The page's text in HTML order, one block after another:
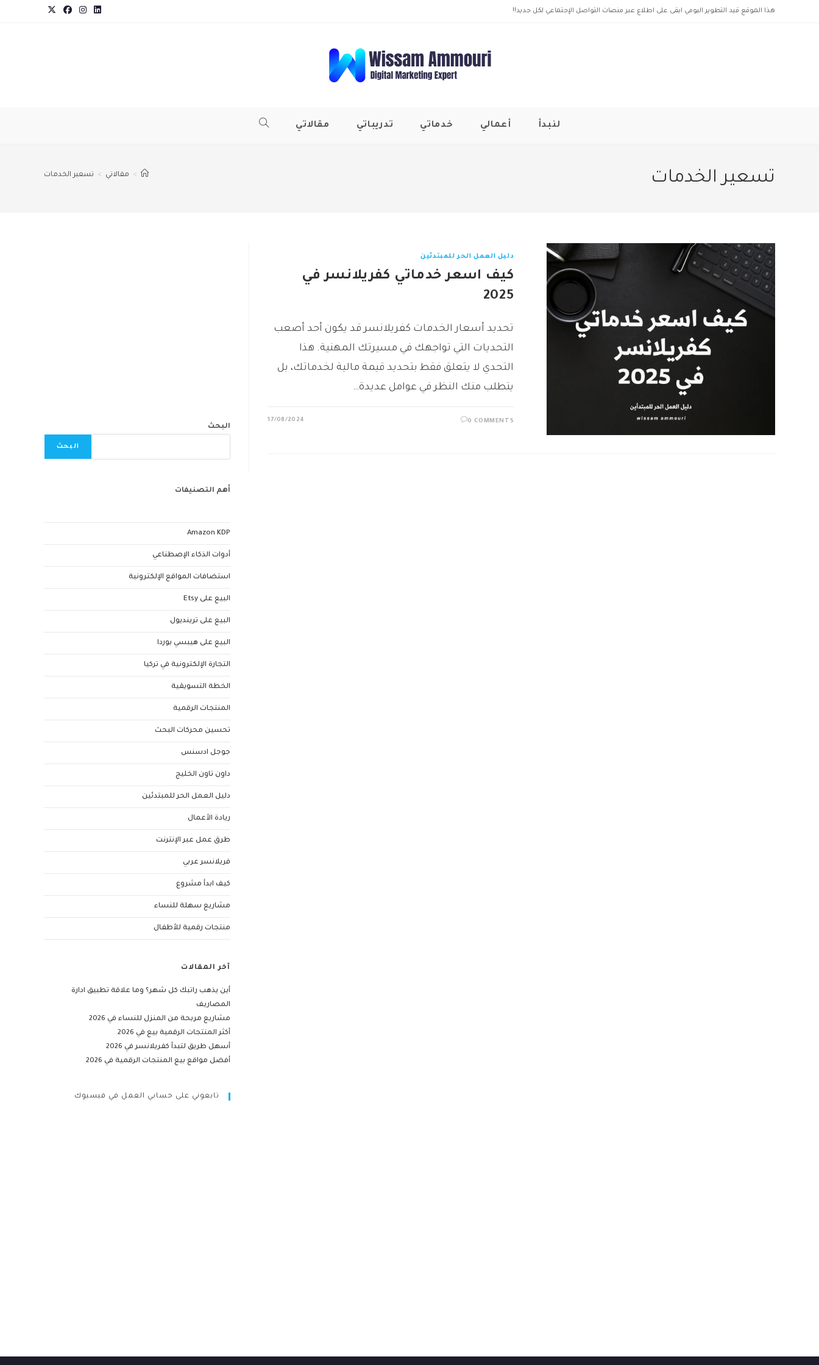
هذا الموقع قيد التطوير اليومي ابقى على اطلاع عبر منصات التواصل الإجتماعي لكل جديد!!
لنبدأ أعمالي خدماتي تدريباتي مقالاتي TOGGLE
تسعير الخدمات > مقالاتي > تسعير الخدمات
دليل العمل الحر للمبتدئين
كيف اسعر خدماتي كفريلانسر في
2025
تحديد أسعار الخدمات كفريلانسر قد يكون أحد أصعب
التحديات التي تواجهك في مسيرتك المهنية. هذا
التحدي لا يتعلق فقط بتحديد قيمة مالية لخدماتك، بل
يتطلب منك النظر في عوامل عديدة…
0 COMMENTS
17/08/2024
البحث
البحث
أهم التصنيفات
Amazon KDP
أدوات الذكاء الإصطناعي
استضافات المواقع الإلكترونية
البيع على Etsy
البيع على ترينديول
البيع على هيبسي بوردا
التجارة الإلكترونية في تركيا
الخطة التسويقية
المنتجات الرقمية
تحسين محركات البحث
جوجل ادسنس
داون تاون الخليج
دليل العمل الحر للمبتدئين
ريادة الأعمال
طرق عمل عبر الإنترنت
فريلانسر عربي
كيف ابدأ مشروع
مشاريع سهلة للنساء
منتجات رقمية للأطفال
آخر المقالات
أين يذهب راتبك كل شهر؟ وما علاقة تطبيق ادارة
المصاريف
مشاريع مربحة من المنزل للنساء في 2026
أكثر المنتجات الرقمية بيع في 2026
أسهل طريق لتبدأ كفريلانسر في 2026
أفضل مواقع بيع المنتجات الرقمية في 2026
تابعوني على حسابي العمل في فيسبوك